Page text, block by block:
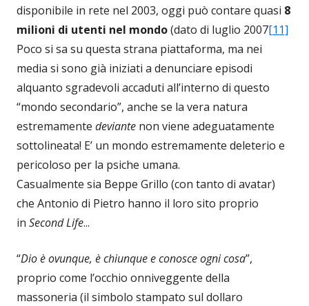
disponibile in rete nel 2003, oggi può contare quasi 8
milioni di utenti nel mondo(dato di luglio 2007[11]
Poco si sa su questa strana piattaforma, ma nei
media si sono già iniziati a denunciare episodi
alquanto sgradevoli accaduti all’interno di questo
“mondo secondario”, anche se la vera natura
estremamente deviante non viene adeguatamente
sottolineata! E’ un mondo estremamente deleterio e
pericoloso per la psiche umana.
Casualmente sia Beppe Grillo (con tanto di avatar)
che Antonio di Pietro hanno il loro sito proprio
in Second Life...
“Dio è ovunque, è chiunque e conosce ogni cosa”,
proprio come l’occhio onniveggente della
massoneria (il simbolo stampato sul dollaro